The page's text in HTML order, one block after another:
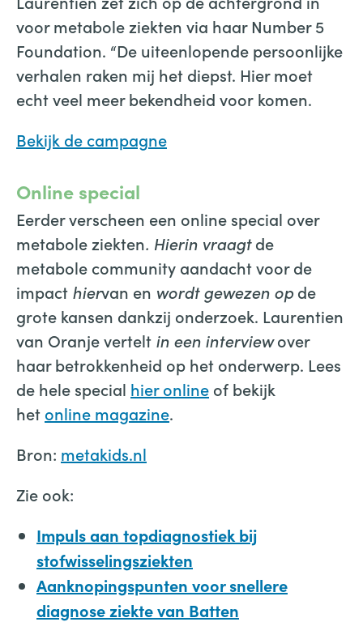
voor metabole ziekten via haar Number 5
Foundation. “De uiteenlopende persoonlijke
verhalen raken mij het diepst. Hier moet
echt veel meer bekendheid voor komen.
Bekijk de campagne
Online special
Eerder verscheen een online special over
metabole ziekten. Hierin vraagtde
metabole community aandacht voor de
impact hiervan en wordt gewezen op de
grote kansen dankzij onderzoek. Laurentien
van Oranje vertelt in een interviewover
haar betrokkenheid op het onderwerp. Lees
de hele special hier online of bekijk
het online magazine.
Bron: metakids.nl
Zie ook:
Impuls aan topdiagnostiek bij
stofwisselingsziekten
Aanknopingspunten voor snellere
diagnose ziekte van Batten